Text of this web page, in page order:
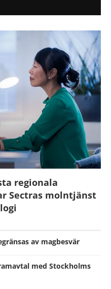
regionala
Sectras molntjänst
av magbesvär
med Stockholms